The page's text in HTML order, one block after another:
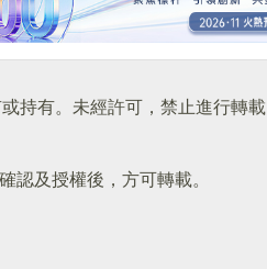
持有。未經許可，禁止進行轉載
認及授權後，方可轉載。